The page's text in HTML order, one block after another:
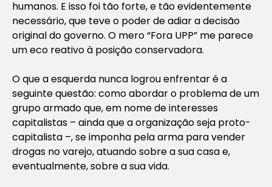
humanos. E isso foi tão forte, e tão evidentemente
necessário, que teve o poder de adiar a decisão
original do governo. O mero “Fora UPP” me parece
um eco reativo à posição conservadora.
O que a esquerda nunca logrou enfrentar é a
seguinte questão: como abordar o problema de um
grupo armado que, em nome de interesses
capitalistas – ainda que a organização seja proto-
capitalista –, se imponha pela arma para vender
drogas no varejo, atuando sobre a sua casa e,
eventualmente, sobre a sua vida.